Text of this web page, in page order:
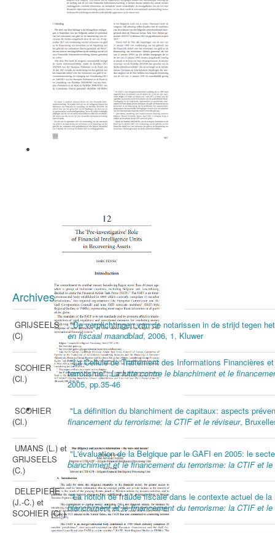
The ‘Pre-investigative’ Role of
Financial Intelligence Units in
Marc PENNA
Archives
GRIJSEELS
(C)
"De verplichtingen van de notarissen in de strijd tegen
en fiscaal maandblad, 2006, 1, Kluwer
SCOHIER
(Cl.)
"La Cellule de Traitement des Informations Financières
terrorisme",La lutte contre le blanchiment et le
2005, pp.35-46
SCOHIER
(Cl.)
"La définition du blanchiment de capitaux: aspects
financement du terrorisme: la CTIF et le réviseur,
UMANS (L.) et
GRIJSEELS
(C.)
"L'évaluation de la Belgique par le GAFI en 2005: le
blanchiment et le financement du terrorisme: la CTIF et le
DELEPIERE
(J.-C.) et
SCOHIER (Cl.)
"La notion de fraude fiscale dans le contexte actuel de
blanchiment et le financement du terrorisme: la CTIF et le